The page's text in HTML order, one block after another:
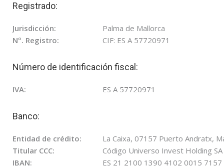
Registrado:
Jurisdicción:
Palma de Mallorca
Nº. Registro:
CIF: ES A 57720971
Número de identificación fiscal:
IVA: ES A 57720971
Banco:
Entidad de crédito:
La Caixa, 07157 Puerto Andratx,
Titular CCC:
Código Universo Invest Holding SA
IBAN:
ES 21 2100 1390 4102 0015 7157